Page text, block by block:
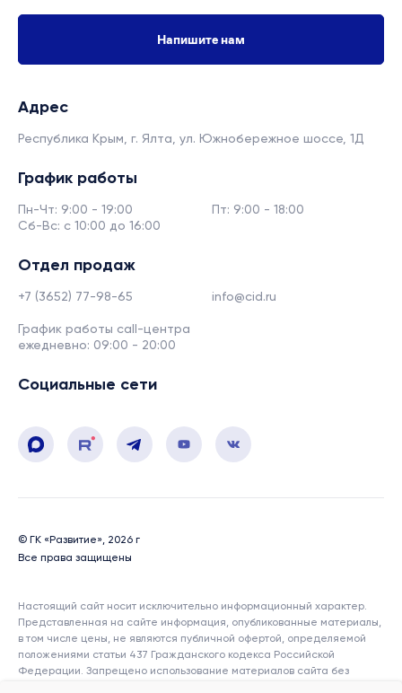
Напишите нам
Адрес
Республика Крым, г. Ялта, ул. Южнобережное шоссе, 1Д
График работы
Пн-Чт: 9:00 - 19:00
Пт: 9:00 - 18:00
Сб-Вс: с 10:00 до 16:00
Отдел продаж
+7 (3652) 77-98-65 info@cid.ru
График работы call-центра
ежедневно: 09:00 - 20:00
Социальные сети
© ГК «Развитие», 2026 г
Все права защищены
Настоящий сайт носит исключительно информационный характер.
Представленная на сайте информация, опубликованные материалы,
в том числе цены, не являются публичной офертой, определяемой
положениями статьи 437 Гражданского кодекса Российской
Федерации. Запрещено использование материалов сайта без